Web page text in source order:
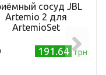
сосуд JBL
Artemio 2 для
ArtemioSet
191.64 грн